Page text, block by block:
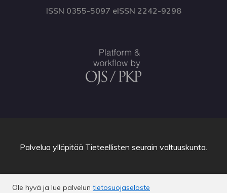
ISSN 0355-5097 eISSN 2242-9298
Ole hyvä ja lue palvelun tietosuojaseloste
Palvelua ylläpitää Tieteellisten seurain valtuuskunta